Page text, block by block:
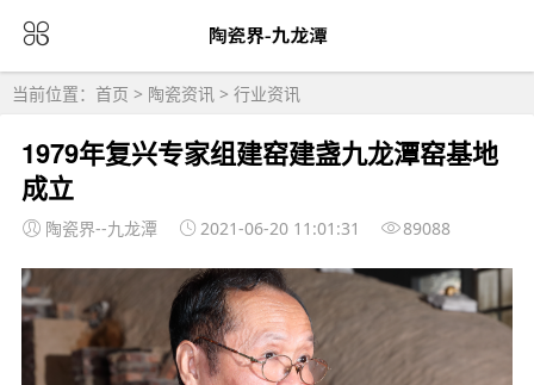
当前位置： 首页 > 陶瓷资讯 > 行业资讯
1979年复兴专家组建窑建盏九龙潭窑基地
成立
陶瓷界--九龙潭 2021-06-20 11:01:31 89088